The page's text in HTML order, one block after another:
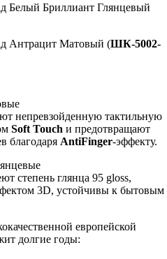
Белый Бриллиант Глянцевый
Антрацит Матовый (ШК-5002-
непревзойденную тактильную
Soft Touch и предотвращают
благодаря AntiFinger-эффекту.
степень глянца 95 gloss,
3D, устойчивы к бытовым
европейской
долгие годы: